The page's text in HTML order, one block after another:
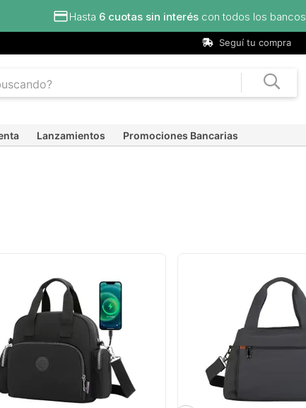
Hasta 6 cuotas sin interés con todos los bancos
Seguí tu compra
Lanzamientos Promociones Bancarias